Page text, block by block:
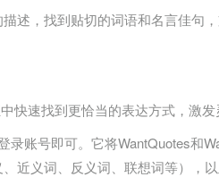
述，找到贴切的词语和名言佳句
速找到更恰当的表达方式，激发
账号即可。它将WantQuotes和
近义词、反义词、联想词等），